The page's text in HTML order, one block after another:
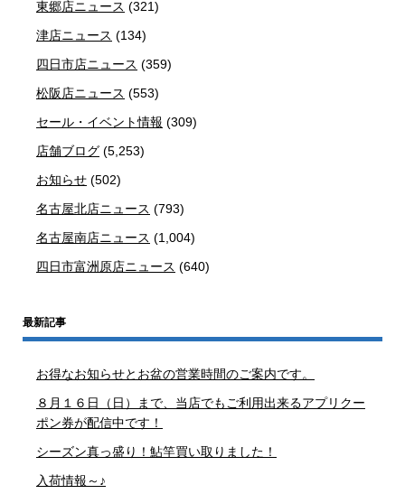
東郷店ニュース (321)
津店ニュース (134)
四日市店ニュース (359)
松阪店ニュース (553)
セール・イベント情報 (309)
店舗ブログ (5,253)
お知らせ (502)
名古屋北店ニュース (793)
名古屋南店ニュース (1,004)
四日市富洲原店ニュース (640)
最新記事
お得なお知らせとお盆の営業時間のご案内です。
８月１６日（日）まで、当店でもご利用出来るアプリクー
ポン券が配信中です！
シーズン真っ盛り！鮎竿買い取りました！
入荷情報～♪